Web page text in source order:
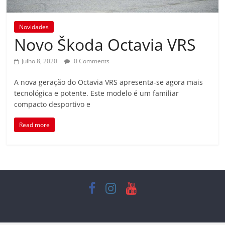
Novidades
Novo Škoda Octavia VRS
Julho 8, 2020 0 Comments
A nova geração do Octavia VRS apresenta-se agora mais
tecnológica e potente. Este modelo é um familiar
compacto desportivo e
Read more